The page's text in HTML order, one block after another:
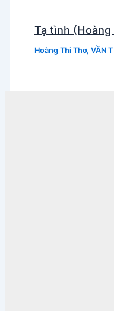
Tạ tình (Hoàng
Hoàng Thi Thơ, VẦN T